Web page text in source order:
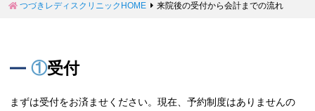
つづきレディスクリニックHOME 来院後の受付から会計までの流れ
①受付
まずは受付をお済ませください。現在、予約制度はありませんの